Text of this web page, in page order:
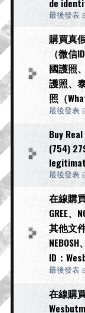
de
最後發表
購買真
（微信
國護照
護照、
照（
最後發表
Buy
(754)
最後發表
在線購
GREE、
其他文
ID：
最後發表
在線購